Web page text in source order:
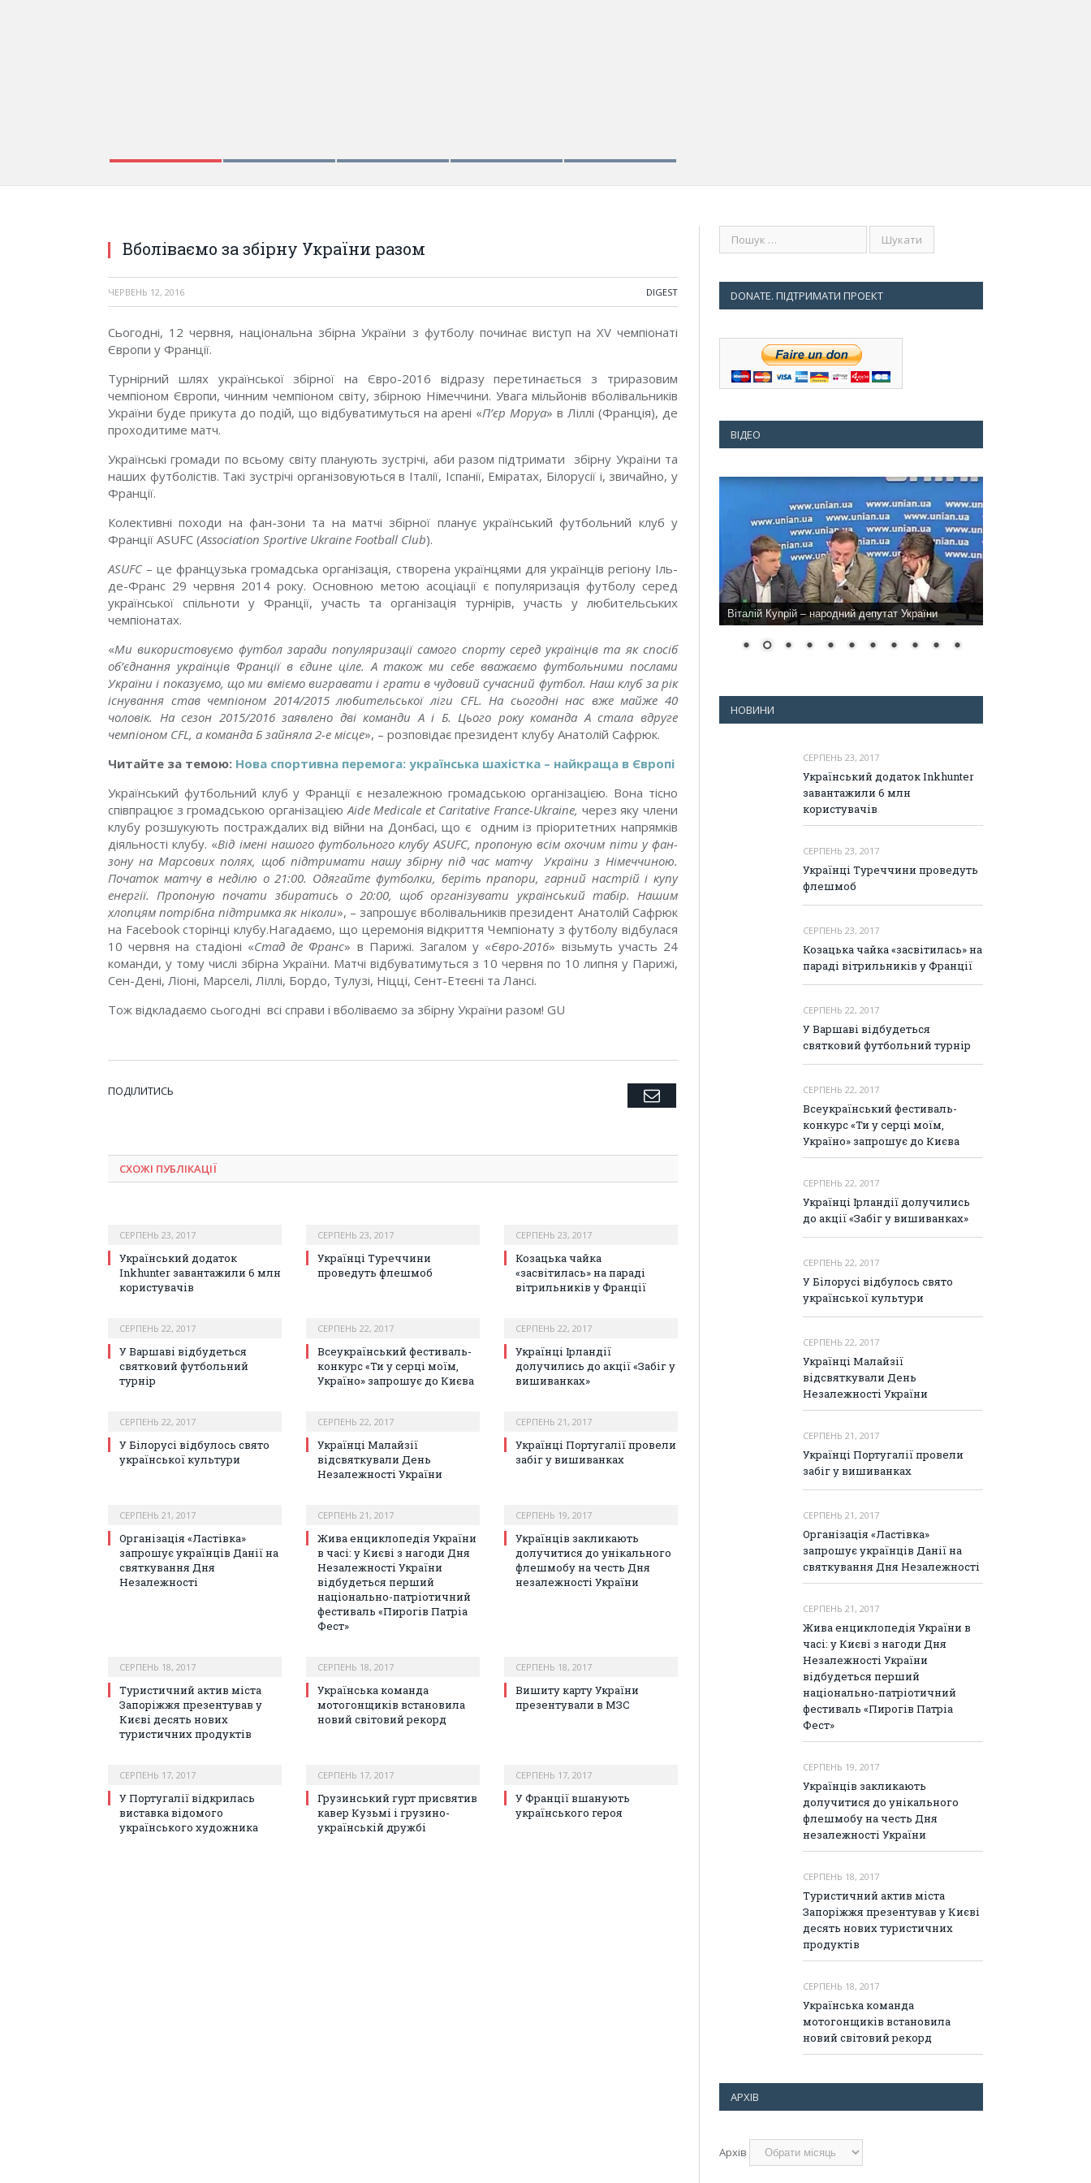
Вболіваємо за збірну України разом
ЧЕРВЕНЬ 12, 2016 DIGEST
Сьогодні, 12 червня, національна збірна України з футболу починає виступ на XV чемпіонаті
Європи у Франції.
Турнірний шлях української збірної на Євро-2016 відразу перетинається з триразовим
чемпіоном Європи, чинним чемпіоном світу, збірною Німеччини. Увага мільйонів вболівальників
України буде прикута до подій, що відбуватимуться на арені «П’єр Моруа» в Ліллі (Франція), де
проходитиме матч.
Українські громади по всьому світу планують зустрічі, аби разом підтримати збірну України та
наших футболістів. Такі зустрічі організовуються в Італії, Іспанії, Еміратах, Білорусії і, звичайно, у
Франції.
Колективні походи на фан-зони та на матчі збірної планує український футбольний клуб у
Франції ASUFC (Association Sportive Ukraine Football Club).
ASUFC– це французька громадська організація, створена українцями для українців регіону Іль-
де-Франс 29 червня 2014 року. Основною метою асоціації є популяризація футболу серед
української спільноти у Франції, участь та організація турнірів, участь у любительських
чемпіонатах.
«Ми використовуємо футбол заради популяризації самого спорту серед українців та як спосіб
об’єднання українців Франції в єдине ціле. А також ми себе вважаємо футбольними послами
України і показуємо, що ми вміємо вигравати і грати в чудовий сучасний футбол. Наш клуб за рік
існування став чемпіоном 2014/2015 любительської ліги CFL. На сьогодні нас вже майже 40
чоловік. На сезон 2015/2016 заявлено дві команди А і Б. Цього року команда А стала вдруге
чемпіоном CFL, а команда Б зайняла 2-е місце», – розповідає президент клубу Анатолій Сафрюк.
Читайте за темою: Нова спортивна перемога: українська шахістка – найкраща в Європі
Український футбольний клуб у Франції є незалежною громадською організацією. Вона тісно
співпрацює з громадською організацієюAideMedicale et Caritative France-Ukraine, через яку члени
клубу розшукують постраждалих від війни на Донбасі, що є одним із пріоритетних напрямків
діяльності клубу. «Від імені нашого футбольного клубу ASUFC, пропоную всім охочим піти у фан-
зону на Марсових полях, щоб підтримати нашу збірну під час матчу України з Німеччиною.
Початок матчу в неділю о 21:00. Одягайте футболки, беріть прапори, гарний настрій і купу
енергії. Пропоную почати збиратись о 20:00, щоб організувати український табір. Нашим
хлопцям потрібна підтримка як ніколи», – запрошує вболівальників президент Анатолій Сафрюк
на Facebook сторінці клубу.Нагадаємо, що церемонія відкриття Чемпіонату з футболу відбулася
10 червня на стадіоні «Стад де Франс» в Парижі. Загалом у «Євро-2016» візьмуть участь 24
команди, у тому числі збірна України. Матчі відбуватимуться з 10 червня по 10 липня у Парижі,
Сен-Дені, Ліоні, Марселі, Ліллі, Бордо, Тулузі, Ніцці, Сент-Етеєні та Лансі.
Тож відкладаємо сьогодні всі справи і вболіваємо за збірну України разом! GU
ПОДІЛИТИСЬ Twitter
Facebook
Google+
Pinterest
LinkedIn
TumblrEmail
СХОЖІ ПУБЛІКАЦІЇ
СЕРПЕНЬ 23, 2017
Український додаток
Inkhunter завантажили 6 млн
користувачів
СЕРПЕНЬ 23, 2017
Українці Туреччини
проведуть флешмоб
СЕРПЕНЬ 23, 2017
Козацька чайка
«засвітилась» на параді
вітрильників у Франції
СЕРПЕНЬ 22, 2017
У Варшаві відбудеться
святковий футбольний
турнір
СЕРПЕНЬ 22, 2017
Всеукраїнський фестиваль-
конкурс «Ти у серці моїм,
Україно» запрошує до Києва
СЕРПЕНЬ 22, 2017
Українці Ірландії
долучились до акції «Забіг у
вишиванках»
СЕРПЕНЬ 22, 2017
У Білорусі відбулось свято
української культури
СЕРПЕНЬ 22, 2017
Українці Малайзії
відсвяткували День
Незалежності України
СЕРПЕНЬ 21, 2017
Українці Португалії провели
забіг у вишиванках
СЕРПЕНЬ 21, 2017
Організація «Ластівка»
запрошує українців Данії на
святкування Дня
Незалежності
СЕРПЕНЬ 21, 2017
Жива енциклопедія України
в часі: у Києві з нагоди Дня
Незалежності України
відбудеться перший
національно-патріотичний
фестиваль «Пирогів Патріа
Фест»
СЕРПЕНЬ 19, 2017
Українців закликають
долучитися до унікального
флешмобу на честь Дня
незалежності України
СЕРПЕНЬ 18, 2017
Туристичний актив міста
Запоріжжя презентував у
Києві десять нових
туристичних продуктів
СЕРПЕНЬ 18, 2017
Українська команда
мотогонщиків встановила
новий світовий рекорд
СЕРПЕНЬ 18, 2017
Вишиту карту України
презентували в МЗС
СЕРПЕНЬ 17, 2017
У Португалії відкрилась
виставка відомого
українського художника
СЕРПЕНЬ 17, 2017
Грузинський гурт присвятив
кавер Кузьмі і грузино-
українській дружбі
СЕРПЕНЬ 17, 2017
У Франції вшанують
українського героя
DONATE. ПІДТРИМАТИ ПРОЕКТ
ВІДЕО
Віталій Купрій – народний депутат України
НОВИНИ
СЕРПЕНЬ 23, 2017
Український додаток Inkhunter
завантажили 6 млн
користувачів
СЕРПЕНЬ 23, 2017
Українці Туреччини проведуть
флешмоб
СЕРПЕНЬ 23, 2017
Козацька чайка «засвітилась» на
параді вітрильників у Франції
СЕРПЕНЬ 22, 2017
У Варшаві відбудеться
святковий футбольний турнір
СЕРПЕНЬ 22, 2017
Всеукраїнський фестиваль-
конкурс «Ти у серці моїм,
Україно» запрошує до Києва
СЕРПЕНЬ 22, 2017
Українці Ірландії долучились
до акції «Забіг у вишиванках»
СЕРПЕНЬ 22, 2017
У Білорусі відбулось свято
української культури
СЕРПЕНЬ 22, 2017
Українці Малайзії
відсвяткували День
Незалежності України
СЕРПЕНЬ 21, 2017
Українці Португалії провели
забіг у вишиванках
СЕРПЕНЬ 21, 2017
Організація «Ластівка»
запрошує українців Данії на
святкування Дня Незалежності
СЕРПЕНЬ 21, 2017
Жива енциклопедія України в
часі: у Києві з нагоди Дня
Незалежності України
відбудеться перший
національно-патріотичний
фестиваль «Пирогів Патріа
Фест»
СЕРПЕНЬ 19, 2017
Українців закликають
долучитися до унікального
флешмобу на честь Дня
незалежності України
СЕРПЕНЬ 18, 2017
Туристичний актив міста
Запоріжжя презентував у Києві
десять нових туристичних
продуктів
СЕРПЕНЬ 18, 2017
Українська команда
мотогонщиків встановила
новий світовий рекорд
АРХІВ
Архів